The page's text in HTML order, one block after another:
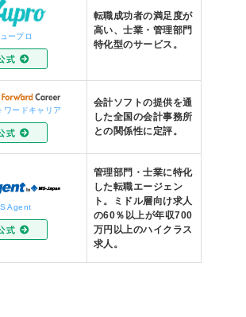
ープロ
転職成功者の満足度が
高い、士業・管理部門
特化型のサービス。
ワードキャリア
会計ソフトの提供を通
した全国の会計事務所
との関係性に定評。
Agent
管理部門・士業に特化
した転職エージェン
ト。ミドル層向け求人
の60％以上が年収700
万円以上のハイクラス
求人。